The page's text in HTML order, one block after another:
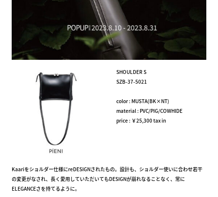
SHOULDER S
SZB-37-5021
color : MUSTA(BK×NT)
material : PVC/PIG/COWHIDE
price : ￥25,300 tax in
Kaariをショルダー仕様にreDESIGNされたもの。設計も、ショルダー使いに合わせ若干
の変更がなされ、長く愛用していただいてもDESIGNが崩れなることなく、常に
ELEGANCEさを持てるように。